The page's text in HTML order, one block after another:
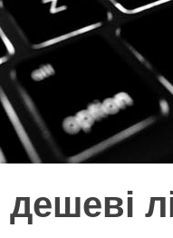
дешеві